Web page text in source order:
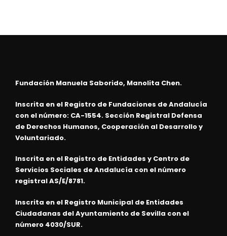
Fundación Manuela Saborido, Manolita Chen.
Inscrita en el Registro de Fundaciones de Andalucía
con el número: CA-1554. Sección Registral Defensa
de Derechos Humanos, Cooperación al Desarrollo y
Voluntariado.
Inscrita en el Registro de Entidades y Centro de
Servicios Sociales de Andalucía con el número
registral AS/E/8781.
Inscrita en el Registro Municipal de Entidades
Ciudadanas del Ayuntamiento de Sevilla con el
número 4030/SUR.